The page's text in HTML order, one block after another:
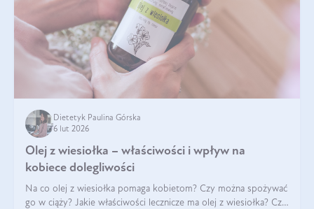
Dietetyk Paulina Górska
6 lut 2026
Olej z wiesiołka – właściwości i wpływ na
kobiece dolegliwości
Na co olej z wiesiołka pomaga kobietom? Czy można spożywać
go w ciąży? Jakie właściwości lecznicze ma olej z wiesiołka? Czy